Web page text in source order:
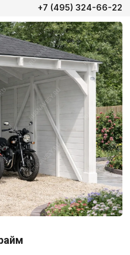
+7 (495) 324-66-22